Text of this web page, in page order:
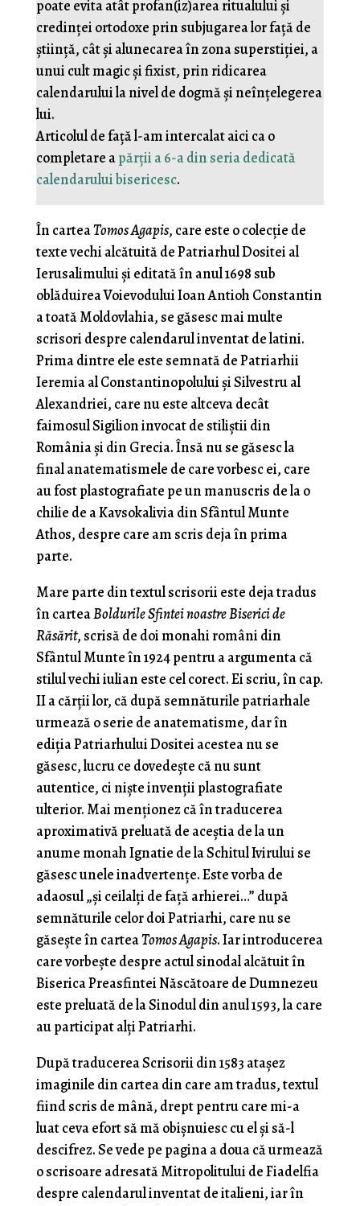
poate evita atât profan(iz)area ritualului și
credinței ortodoxe prin subjugarea lor față de
știință, cât și alunecarea în zona superstiției, a
unui cult magic și fixist, prin ridicarea
calendarului la nivel de dogmă și neînțelegerea
lui.
Articolul de față l-am intercalat aici ca o
completare apărții a 6-a din seria dedicată
calendarului bisericesc.
În carteaTomos Agapis, care este o colecție de
texte vechi alcătuită de Patriarhul Dositei al
Ierusalimului și editată în anul 1698 sub
oblăduirea Voievodului Ioan Antioh Constantin
a toată Moldovlahia, se găsesc mai multe
scrisori despre calendarul inventat de latini.
Prima dintre ele este semnată de Patriarhii
Ieremia al Constantinopolului și Silvestru al
Alexandriei, care nu este altceva decât
faimosul Sigilion invocat de stiliștii din
România și din Grecia. Însă nu se găsesc la
final anatematismele de care vorbesc ei, care
au fost plastografiate pe un manuscris de la o
chilie de a Kavsokalivia din Sfântul Munte
Athos, despre care am scris deja în prima
parte.
Mare parte din textul scrisorii este deja tradus
în carteaBoldurile Sfintei noastre Biserici de
Răsărit, scrisă de doi monahi români din
Sfântul Munte în 1924 pentru a argumenta că
stilul vechi iulian este cel corect. Ei scriu, în cap.
II a cărții lor, că după semnăturile patriarhale
urmează o serie de anatematisme, dar în
ediția Patriarhului Dositei acestea nu se
găsesc, lucru ce dovedește că nu sunt
autentice, ci niște invenții plastografiate
ulterior. Mai menționez că în traducerea
aproximativă preluată de aceștia de la un
anume monah Ignatie de la Schitul Ivirului se
găsesc unele inadvertențe. Este vorba de
adaosul „și ceilalți de față arhierei…” după
semnăturile celor doi Patriarhi, care nu se
găsește în carteaTomos Agapis. Iar introducerea
care vorbește despre actul sinodal alcătuit în
Biserica Preasfintei Născătoare de Dumnezeu
este preluată de la Sinodul din anul 1593, la care
au participat alți Patriarhi.
După traducerea Scrisorii din 1583 atașez
imaginile din cartea din care am tradus, textul
fiind scris de mână, drept pentru care mi-a
luat ceva efort să mă obișnuiesc cu el și să-l
descifrez. Se vede pe pagina a doua că urmează
o scrisoare adresată Mitropolitului de Fiadelfia
despre calendarul inventat de italieni, iar în